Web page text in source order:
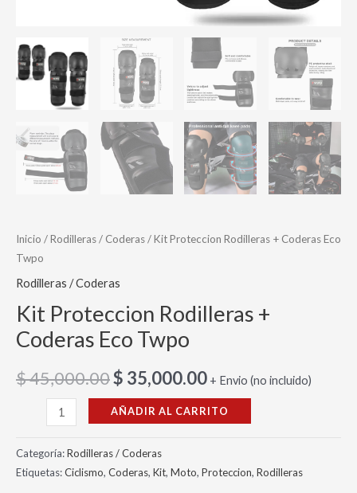
Inicio /Rodilleras / Coderas/ Kit Proteccion Rodilleras + Coderas Eco
Twpo
Rodilleras / Coderas
Kit Proteccion Rodilleras +
Coderas Eco Twpo
$45,000.00$ 35,000.00 + Envio (no incluido)
AÑADIR AL CARRITO
Categoría:Rodilleras / Coderas
Etiquetas:Ciclismo, Coderas, Kit, Moto, Proteccion, Rodilleras